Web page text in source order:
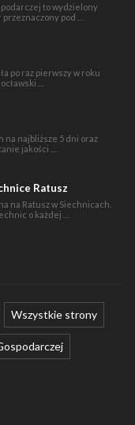
to wydzielony
pod …
po raz pierwszy w roku
…
na najbliższe 5 dni oraz
jakości …
Ratusz
na Ratusz w Siechnicach.
o każdej …
Wszystkie strony